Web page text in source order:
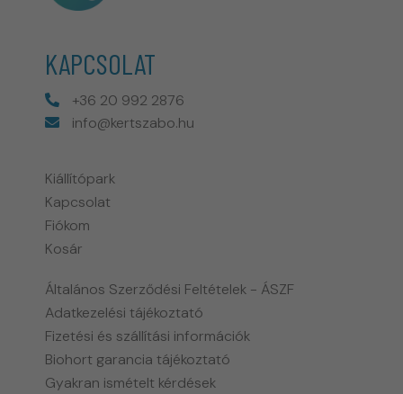
KAPCSOLAT
+36 20 992 2876
info@kertszabo.hu
Kiállítópark
Kapcsolat
Fiókom
Kosár
Általános Szerződési Feltételek - ÁSZF
Adatkezelési tájékoztató
Fizetési és szállítási információk
Biohort garancia tájékoztató
Gyakran ismételt kérdések